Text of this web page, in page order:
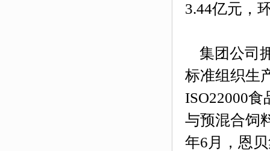
3.44亿元，
集团公司
标准组织生
ISO22000
与预混合饲
年6月，恩